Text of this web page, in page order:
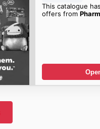
This catalogue
offers from